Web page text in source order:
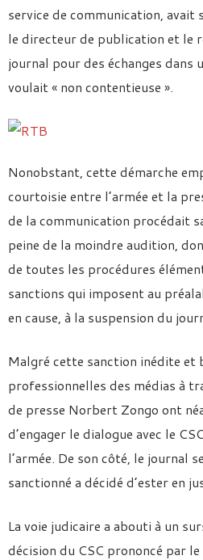
service de communication, avait
le directeur de publication et le
journal pour des échanges dans
voulait « non contentieuse ».
Nonobstant, cette démarche
courtoisie entre l’armée et la
de la communication procédait
peine de la moindre audition,
de toutes les procédures
sanctions qui imposent au
en cause, à la suspension du
Malgré cette sanction inédite et
professionnelles des médias à
de presse Norbert Zongo ont
d’engager le dialogue avec le
l’armée. De son côté, le journal
sanctionné a décidé d’ester en
La voie judicaire a abouti à un
décision du CSC prononcé par